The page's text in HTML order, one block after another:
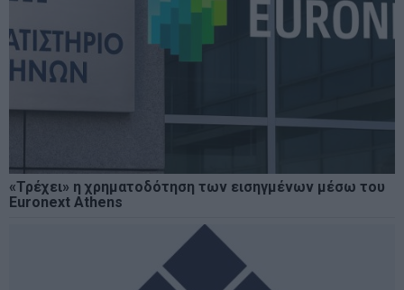
«Τρέχει» η χρηματοδότηση των εισηγμένων μέσω του
Euronext Athens